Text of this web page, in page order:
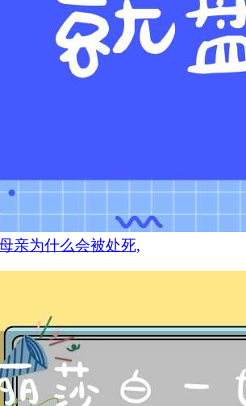
亲为什么会被处死,